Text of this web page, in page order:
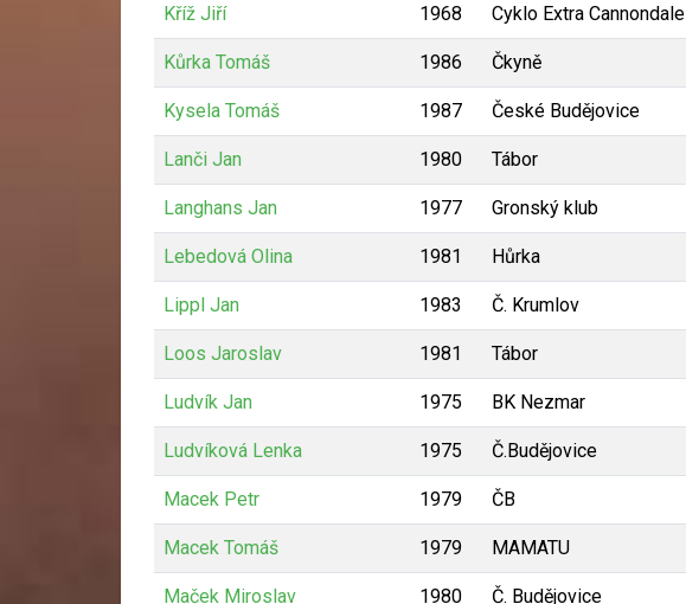
Kříž Jiří 1968 Cyklo Extra Cannondale
Kůrka Tomáš 1986 Čkyně
Kysela Tomáš 1987 České Budějovice
Lanči Jan 1980 Tábor
Langhans Jan 1977 Gronský klub
Lebedová Olina 1981 Hůrka
Lippl Jan 1983 Č. Krumlov
Loos Jaroslav 1981 Tábor
Ludvík Jan 1975 BK Nezmar
Ludvíková Lenka 1975 Č.Budějovice
Macek Petr 1979 ČB
Macek Tomáš 1979 MAMATU
Maček Miroslav 1980 Č. Budějovice